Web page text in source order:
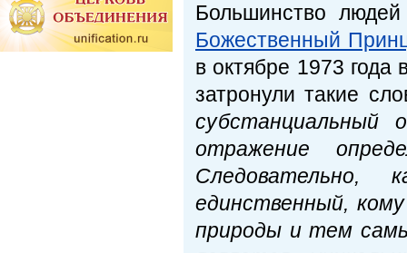
Большинство
Божественный
в октябре 1973 года
затронули такие
отражение
Следовательно,
единственный,
природы и тем